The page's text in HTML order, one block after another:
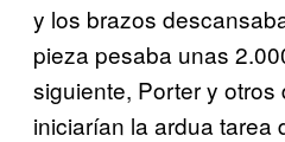
y los brazos
pieza pesaba unas
siguiente, Porter y otros
iniciarían la ardua tarea